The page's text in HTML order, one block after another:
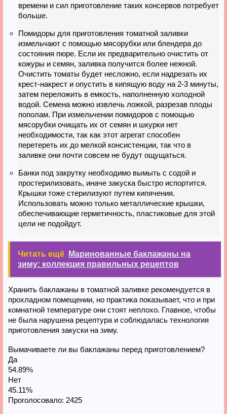
времени и сил приготовление таких консервов потребует
больше.
Помидоры для приготовления томатной заливки
измельчают с помощью мясорубки или блендера до
состояния пюре. Если их предварительно очистить от
кожуры и семян, заливка получится более нежной.
Очистить томаты будет несложно, если надрезать их
крест-накрест и опустить в кипящую воду на 2-3 минуты,
затем переложить в емкость, наполненную холодной
водой. Семена можно извлечь ложкой, разрезав плоды
пополам. При измельчении помидоров с помощью
мясорубки очищать их от семян и шкурки нет
необходимости, так как этот агрегат способен
перетереть их до мелкой консистенции, так что в
заливке они почти совсем не будут ощущаться.
Банки под закрутку необходимо вымыть с содой и
простерилизовать, иначе закуска быстро испортится.
Крышки тоже стерилизуют путем кипячения.
Использовать можно только металлические крышки,
обеспечивающие герметичность, пластиковые для этой
цели не подойдут.
Читать ещё
Маринованные баклажаны на
зиму: коллекция правильных рецептов
Хранить баклажаны в томатной заливке рекомендуется в
прохладном помещении, но практика показывает, что и при
комнатной температуре они стоят неплохо. Главное, чтобы
не была нарушена рецептура и соблюдалась технология
приготовления закуски на зиму.
Вымачиваете ли вы баклажаны перед приготовлением?
Да
54.89%
Нет
45.11%
Проголосовало: 2425